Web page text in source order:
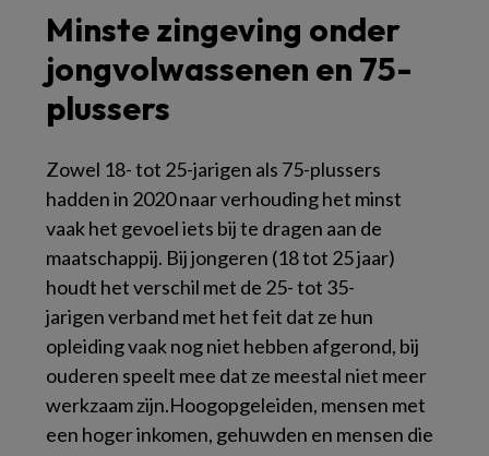
Minste zingeving onder
jongvolwassenen en 75-
plussers
Zowel 18- tot 25-jarigen als 75-plussers
hadden in 2020 naar verhouding het minst
vaak het gevoel iets bij te dragen aan de
maatschappij. Bij jongeren (18 tot 25 jaar)
houdt het verschil met de 25- tot 35-
jarigenverband met het feit dat ze hun
opleiding vaak nog niet hebben afgerond, bij
ouderen speelt mee dat ze meestal niet meer
werkzaam zijn.Hoogopgeleiden, mensen met
een hoger inkomen, gehuwden en mensen die